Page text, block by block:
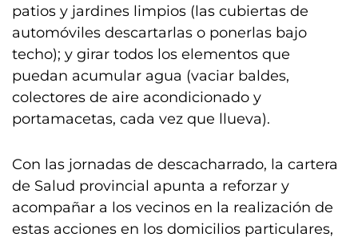
patios y jardines limpios (las cubiertas de
automóviles descartarlas o ponerlas bajo
techo); y girar todos los elementos que
puedan acumular agua (vaciar baldes,
colectores de aire acondicionado y
portamacetas, cada vez que llueva).
Con las jornadas de descacharrado, la cartera
de Salud provincial apunta a reforzar y
acompañar a los vecinos en la realización de
estas acciones en los domicilios particulares,